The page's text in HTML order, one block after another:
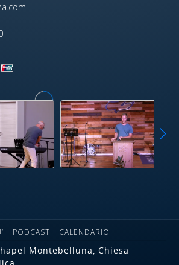
PODCAST CALENDARIO
Montebelluna, Chiesa